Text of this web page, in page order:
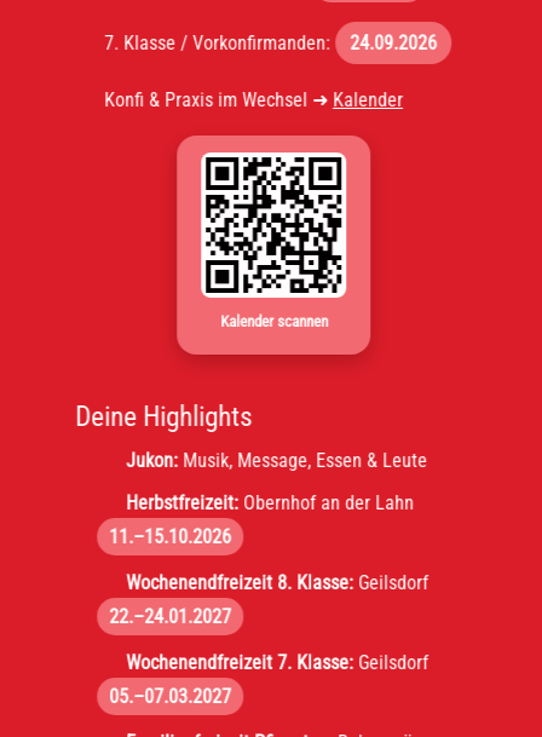
7. Klasse / Vorkonfirmanden: 24.09.2026
Konfi & Praxis im Wechsel ➜ Kalender
Kalender scannen
Deine Highlights
Jukon:Musik, Message, Essen & Leute
Herbstfreizeit:Obernhof an der Lahn
11.–15.10.2026
Wochenendfreizeit 8. Klasse:Geilsdorf
22.–24.01.2027
Wochenendfreizeit 7. Klasse:Geilsdorf
05.–07.03.2027